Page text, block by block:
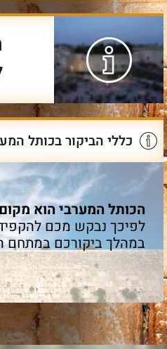
כללי הביקור בכותל
הכותל המערבי הוא
לפיכך נבקש מכם
במהלך ביקורכם במתחם